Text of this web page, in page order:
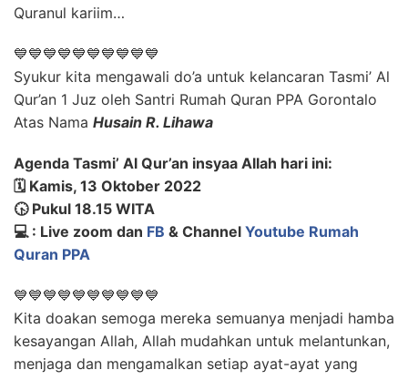
Quranul kariim…
💙💙💙💙💙💙💙💙💙💙
Syukur kita mengawali do’a untuk kelancaran Tasmi’ Al
Qur’an 1 Juz oleh Santri Rumah Quran PPA Gorontalo
Atas Nama Husain R. Lihawa
Agenda Tasmi’ Al Qur’an insyaa Allah hari ini:
🗓️ Kamis, 13 Oktober 2022
🕟 Pukul 18.15 WITA
💻 : Live zoom dan FB & Channel Youtube Rumah
Quran PPA
💙💙💙💙💙💙💙💙💙💙
Kita doakan semoga mereka semuanya menjadi hamba
kesayangan Allah, Allah mudahkan untuk melantunkan,
menjaga dan mengamalkan setiap ayat-ayat yang